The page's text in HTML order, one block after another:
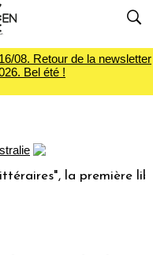
08. Retour de la newsletter
Bel été !
la première librairie